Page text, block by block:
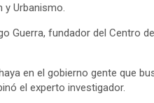
y Urbanismo.
Guerra, fundador del Centro
en el gobierno gente que
el experto investigador.